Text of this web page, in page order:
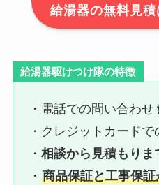
給湯器の無料見積
給湯器駆けつけ隊の特徴
・電話での問い合わ
・クレジットカードで
・相談から見積もりま
・商品保証と工事保